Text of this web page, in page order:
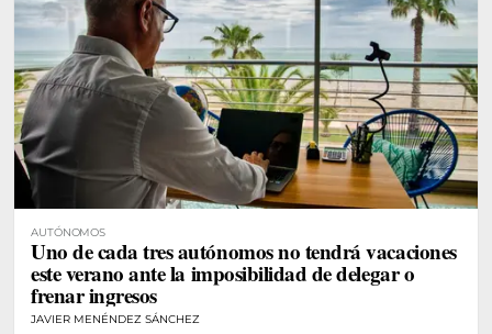
AUTÓNOMOS
Uno de cada tres autónomos no tendrá vacaciones
este verano ante la imposibilidad de delegar o
frenar ingresos
JAVIER MENÉNDEZ SÁNCHEZ